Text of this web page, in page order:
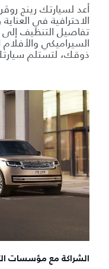
أعد لسيارتك رينج
الاحترافية في
تفاصيل التنظيف إلى
السيراميكي
ذوقك، لتستلم
الشراكة مع مؤسسات